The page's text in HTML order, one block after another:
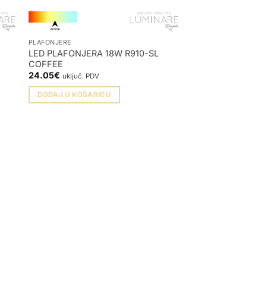
PLAFONJERE
LED PLAFONJERA 18W R910-SL
COFFEE
24.05€ uključ. PDV
DODAJ U KOŠARICU